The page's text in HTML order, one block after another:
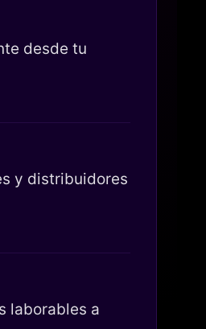
desde tu
y distribuidores
laborables a